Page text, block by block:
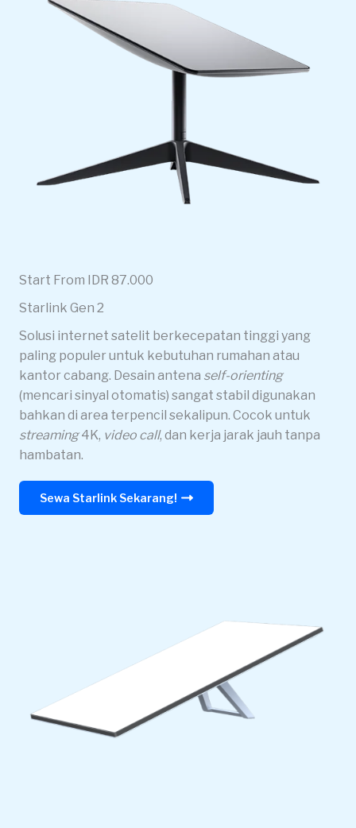
Start From IDR 87.000
Starlink Gen 2
Solusi internet satelit berkecepatan tinggi yang
paling populer untuk kebutuhan rumahan atau
kantor cabang. Desain antena self-orienting
(mencari sinyal otomatis) sangat stabil digunakan
bahkan di area terpencil sekalipun. Cocok untuk
streaming4K, video call, dan kerja jarak jauh tanpa
hambatan.
Sewa Starlink Sekarang!